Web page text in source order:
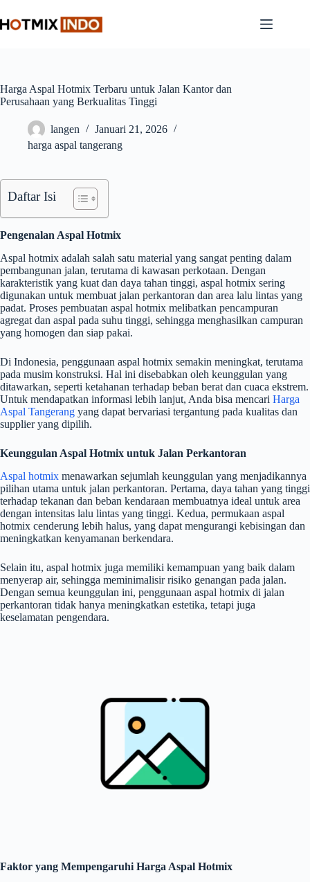
to
content
Harga Aspal Hotmix Terbaru untuk Jalan Kantor dan
Perusahaan yang Berkualitas Tinggi
langen
Januari 21, 2026
harga aspal tangerang
Daftar Isi
Pengenalan Aspal Hotmix
Aspal hotmix adalah salah satu material yang sangat penting dalam
pembangunan jalan, terutama di kawasan perkotaan. Dengan
karakteristik yang kuat dan daya tahan tinggi, aspal hotmix sering
digunakan untuk membuat jalan perkantoran dan area lalu lintas yang
padat. Proses pembuatan aspal hotmix melibatkan pencampuran
agregat dan aspal pada suhu tinggi, sehingga menghasilkan campuran
yang homogen dan siap pakai.
Di Indonesia, penggunaan aspal hotmix semakin meningkat, terutama
pada musim konstruksi. Hal ini disebabkan oleh keunggulan yang
ditawarkan, seperti ketahanan terhadap beban berat dan cuaca ekstrem.
Untuk mendapatkan informasi lebih lanjut, Anda bisa mencari Harga
Aspal Tangerang yang dapat bervariasi tergantung pada kualitas dan
supplier yang dipilih.
Keunggulan Aspal Hotmix untuk Jalan Perkantoran
Aspal hotmix menawarkan sejumlah keunggulan yang menjadikannya
pilihan utama untuk jalan perkantoran. Pertama, daya tahan yang tinggi
terhadap tekanan dan beban kendaraan membuatnya ideal untuk area
dengan intensitas lalu lintas yang tinggi. Kedua, permukaan aspal
hotmix cenderung lebih halus, yang dapat mengurangi kebisingan dan
meningkatkan kenyamanan berkendara.
Selain itu, aspal hotmix juga memiliki kemampuan yang baik dalam
menyerap air, sehingga meminimalisir risiko genangan pada jalan.
Dengan semua keunggulan ini, penggunaan aspal hotmix di jalan
perkantoran tidak hanya meningkatkan estetika, tetapi juga
keselamatan pengendara.
Faktor yang Mempengaruhi Harga Aspal Hotmix